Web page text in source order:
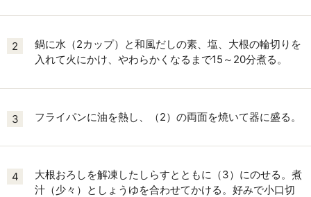
2
鍋に水（2カップ）と和風だしの素、塩、大根の輪切りを
入れて火にかけ、やわらかくなるまで15～20分煮る。
3 フライパンに油を熱し、（2）の両面を焼いて器に盛る。
4
大根おろしを解凍したしらすとともに（3）にのせる。煮
汁（少々）としょうゆを合わせてかける。好みで小口切